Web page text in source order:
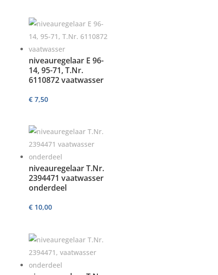
niveauregelaar E 96-
14, 95-71, T.Nr.
6110872 vaatwasser
€7,50
niveauregelaar T.Nr.
2394471 vaatwasser
onderdeel
€10,00